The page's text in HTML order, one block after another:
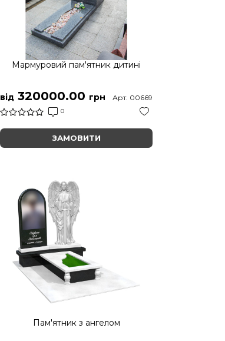
Мармуровий пам'ятник дитині
від 320000.00 грн
0
Арт. 00669
ЗАМОВИТИ
Пам'ятник з ангелом